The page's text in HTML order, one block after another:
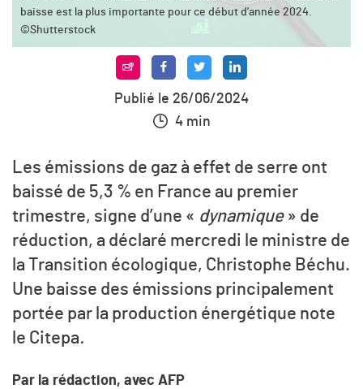
baisse est la plus importante pour ce début d’année 2024.
©Shutterstock
Publié le 26/06/2024
4 min
Les émissions de gaz à effet de serre ont
baissé de 5,3 % en France au premier
trimestre, signe d’une « dynamique» de
réduction, a déclaré mercredi le ministre de
la Transition écologique, Christophe Béchu.
Une baisse des émissions principalement
portée par la production énergétique note
le Citepa.
Par la rédaction, avec AFP